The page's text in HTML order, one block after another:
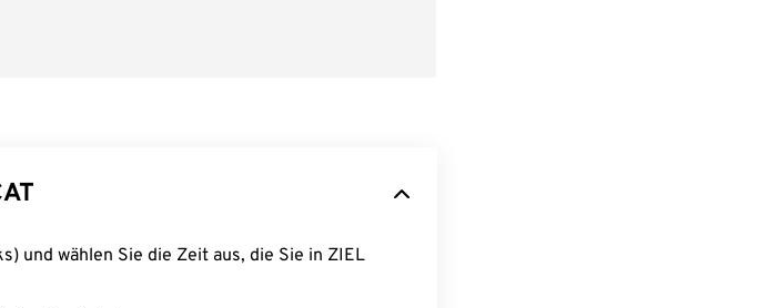
und wählen Sie die Zeit aus, die Sie in ZIEL